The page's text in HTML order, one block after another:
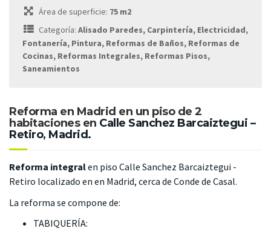
Área de superficie: 75 m2
Categoría: Alisado Paredes, Carpintería, Electricidad,
Fontanería, Pintura, Reformas de Baños, Reformas de
Cocinas, Reformas Integrales, Reformas Pisos,
Saneamientos
Reforma en Madrid en un piso de 2
habitaciones en Calle Sanchez Barcaiztegui –
Retiro, Madrid.
Reforma integralen piso Calle Sanchez Barcaiztegui -
Retiro localizado en en Madrid, cerca de Conde de Casal.
La reforma se compone de:
TABIQUERÍA: